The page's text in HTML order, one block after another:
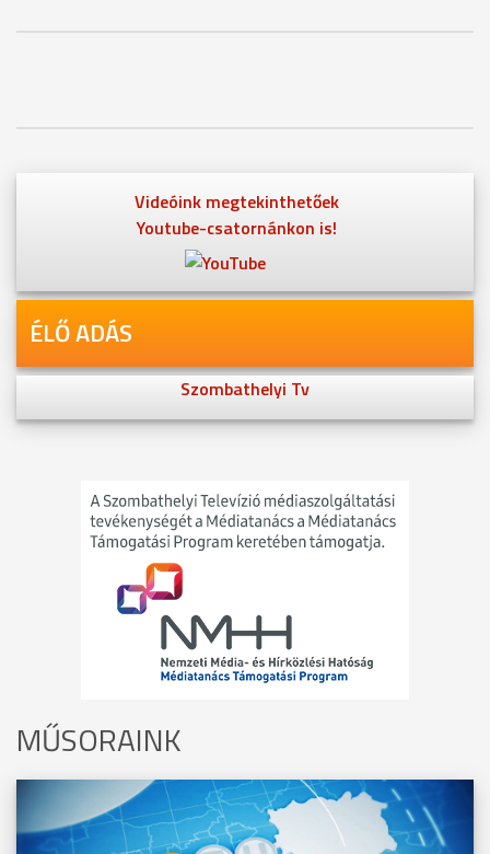
Videóink megtekinthetőek
Youtube-csatornánkon is!
ÉLŐ ADÁS
Szombathelyi Tv
MŰSORAINK